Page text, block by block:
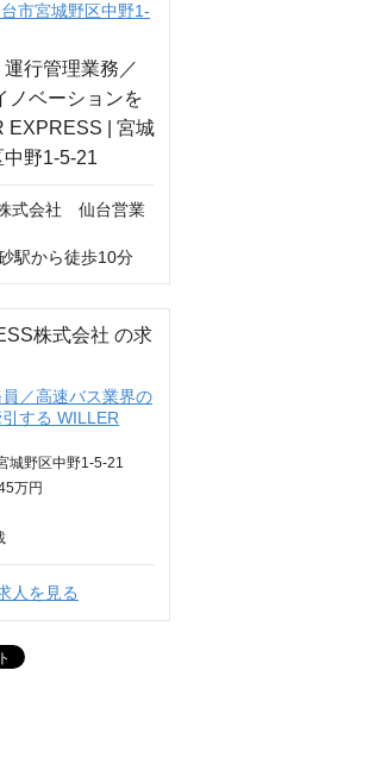
市宮城野区中野1-
式会社　仙台営業
駅から徒歩10分
株式会社 の求
員／高速バス業界の
する WILLER
城野区中野1-5-21
万円
人を見る